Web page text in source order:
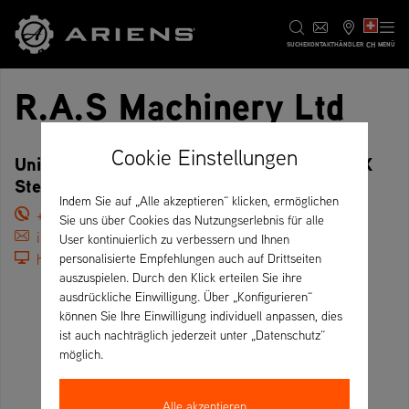
SUCHEKONTAKTHÄNDLER CH MENÜ
R.A.S Machinery Ltd
Unit 1 Broadmead Business Park,, MK43 9NX
Stewartby – Vereinigtes Königreich
+44 01234 768459
info@rasmachinery.co.uk
https://rasmachinery.co.uk/
Cookie Einstellungen
Indem Sie auf „Alle akzeptieren“ klicken, ermöglichen
Sie uns über Cookies das Nutzungserlebnis für alle
User kontinuierlich zu verbessern und Ihnen
personalisierte Empfehlungen auch auf Drittseiten
auszuspielen. Durch den Klick erteilen Sie ihre
ausdrückliche Einwilligung. Über „Konfigurieren“
können Sie Ihre Einwilligung individuell anpassen, dies
ist auch nachträglich jederzeit unter „Datenschutz“
möglich.